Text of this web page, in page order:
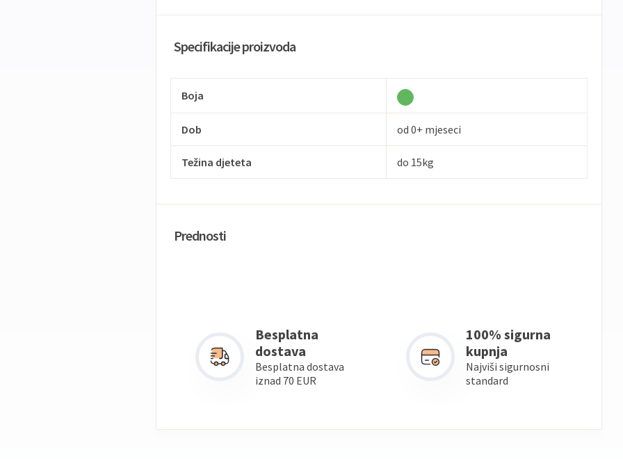
Specifikacije proizvoda
Boja
Dob od 0+ mjeseci
Težina djeteta do 15kg
Prednosti
Besplatna
dostava
Besplatna dostava
iznad 70 EUR
100% sigurna
kupnja
Najviši sigurnosni
standard